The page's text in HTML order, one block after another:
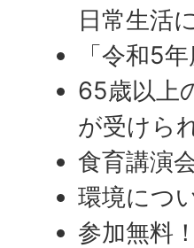
日常生活
「令和5
65歳以上
が受けら
食育講演
環境につ
参加無料